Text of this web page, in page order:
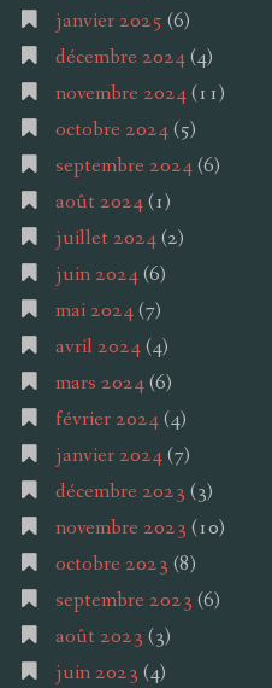
janvier 2025 (6)
décembre 2024(4)
novembre 2024(11)
octobre 2024(5)
septembre 2024(6)
août 2024(1)
juillet 2024(2)
juin 2024(6)
mai 2024(7)
avril 2024(4)
mars 2024(6)
février 2024(4)
janvier 2024(7)
décembre 2023 (3)
novembre 2023 (10)
octobre 2023 (8)
septembre 2023 (6)
août 2023 (3)
juin 2023 (4)